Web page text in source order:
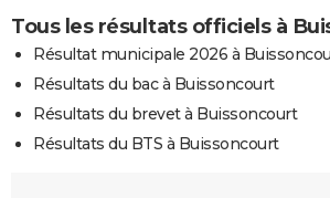
Tous les résultats officiels à
Résultat municipale 2026 à
Résultats du bac à Buissoncourt
Résultats du brevet à Buissoncourt
Résultats du BTS à Buissoncourt